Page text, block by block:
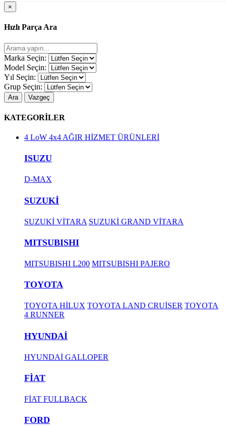
×
Hızlı Parça Ara
Marka Seçin:
Model Seçin:
Yıl Seçin:
Grup Seçin:
Ara Vazgeç
KATEGORİLER
4 LoW 4x4 AĞIR HİZMET ÜRÜNLERİ
ISUZU
D-MAX
SUZUKİ
SUZUKİ VİTARA SUZUKİ GRAND VİTARA
MITSUBISHI
MITSUBISHI L200 MITSUBISHI PAJERO
TOYOTA
TOYOTA HİLUX TOYOTA LAND CRUİSER TOYOTA
4 RUNNER
HYUNDAİ
HYUNDAİ GALLOPER
FİAT
FİAT FULLBACK
FORD